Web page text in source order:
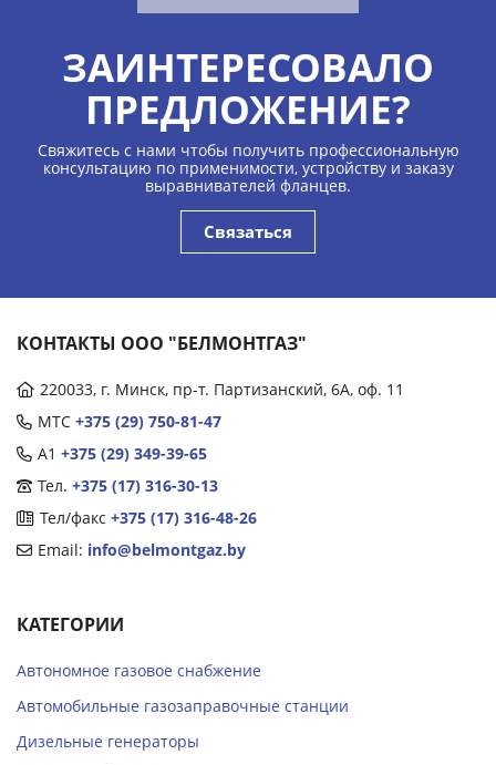
ЗАИНТЕРЕСОВАЛО
ПРЕДЛОЖЕНИЕ?
Свяжитесь с нами чтобы получить профессиональную
консультацию по применимости, устройству и заказу
выравнивателей фланцев.
Связаться
КОНТАКТЫ ООО "БЕЛМОНТГАЗ"
220033, г. Минск, пр-т. Партизанский, 6А, оф. 11
МТС +375 (29) 750-81-47
А1 +375 (29) 349-39-65
Тел. +375 (17) 316-30-13
Тел/факс +375 (17) 316-48-26
Email: info@belmontgaz.by
КАТЕГОРИИ
Автономное газовое снабжение
Автомобильные газозаправочные станции
Дизельные генераторы